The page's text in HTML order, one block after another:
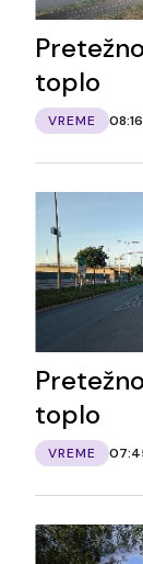
toplo
VREME 08:16
toplo
VREME